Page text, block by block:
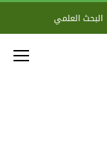
البحث العلمي